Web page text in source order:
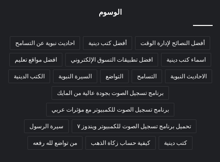
الوسوم
أفضل النصائح لإدارة الوقت أفضل كتب دينية احاديث نبوية عن التسامح
اسماء كتب دينية افضل تطبيقات التسوق الإلكتروني افضل مواقع تعليم
الاحاديث النبوية التسامح التواضع السيرة النبوية الكتب الدينية
برنامج تسجيل الصوت بجودة عالية من المايك
برنامج تسجيل الصوت للكمبيوتر مع مؤثرات عربي
تحميل برنامج تسجيل الصوت للكمبيوتر ويندوز ٧ سيرة الرسول
كتب دينية كيفية حساب زكاة الذهب من تواضع لله رفعه